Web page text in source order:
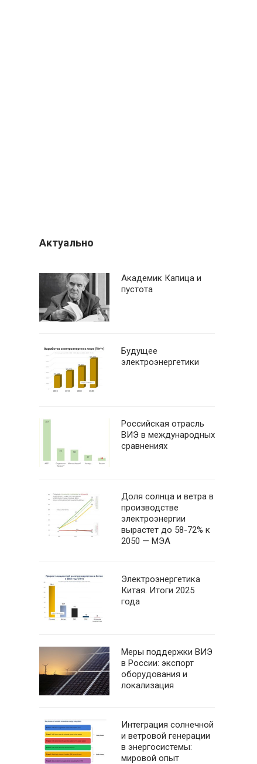
Актуально
Академик Капица и
пустота
Будущее
электроэнергетики
Российская отрасль
ВИЭ в международных
сравнениях
Доля солнца и ветра в
производстве
электроэнергии
вырастет до 58-72% к
2050 — МЭА
Электроэнергетика
Китая. Итоги 2025
года
Меры поддержки ВИЭ
в России: экспорт
оборудования и
локализация
Интеграция солнечной
и ветровой генерации
в энергосистемы:
мировой опыт